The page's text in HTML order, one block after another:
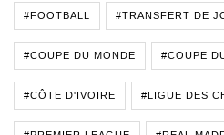
#FOOTBALL #TRANSFERT DE
#COUPE DU MONDE #COUPE
#CÔTE D'IVOIRE #LIGUE DES